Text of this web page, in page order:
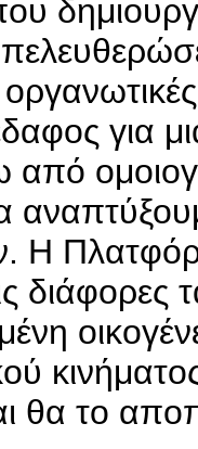
για
Η
διάφορες
θα το